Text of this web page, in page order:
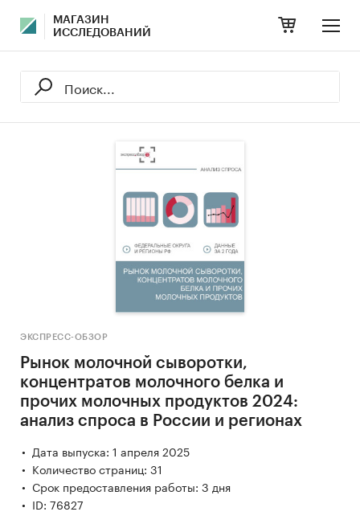
МАГАЗИН
ИССЛЕДОВАНИЙ
ЭКСПРЕСС-ОБЗОР
Рынок молочной сыворотки,
концентратов молочного белка и
прочих молочных продуктов 2024:
анализ спроса в России и регионах
Дата выпуска: 1 апреля 2025
Количество страниц: 31
Срок предоставления работы: 3 дня
ID: 76827